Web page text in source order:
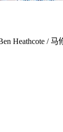
Heathcote / 马